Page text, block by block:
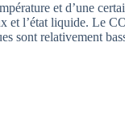
et d’une
et l’état liquide. Le
sont relativement